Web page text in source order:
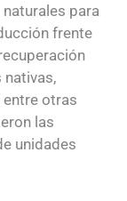
para
frente
nativas,
otras
las
unidades